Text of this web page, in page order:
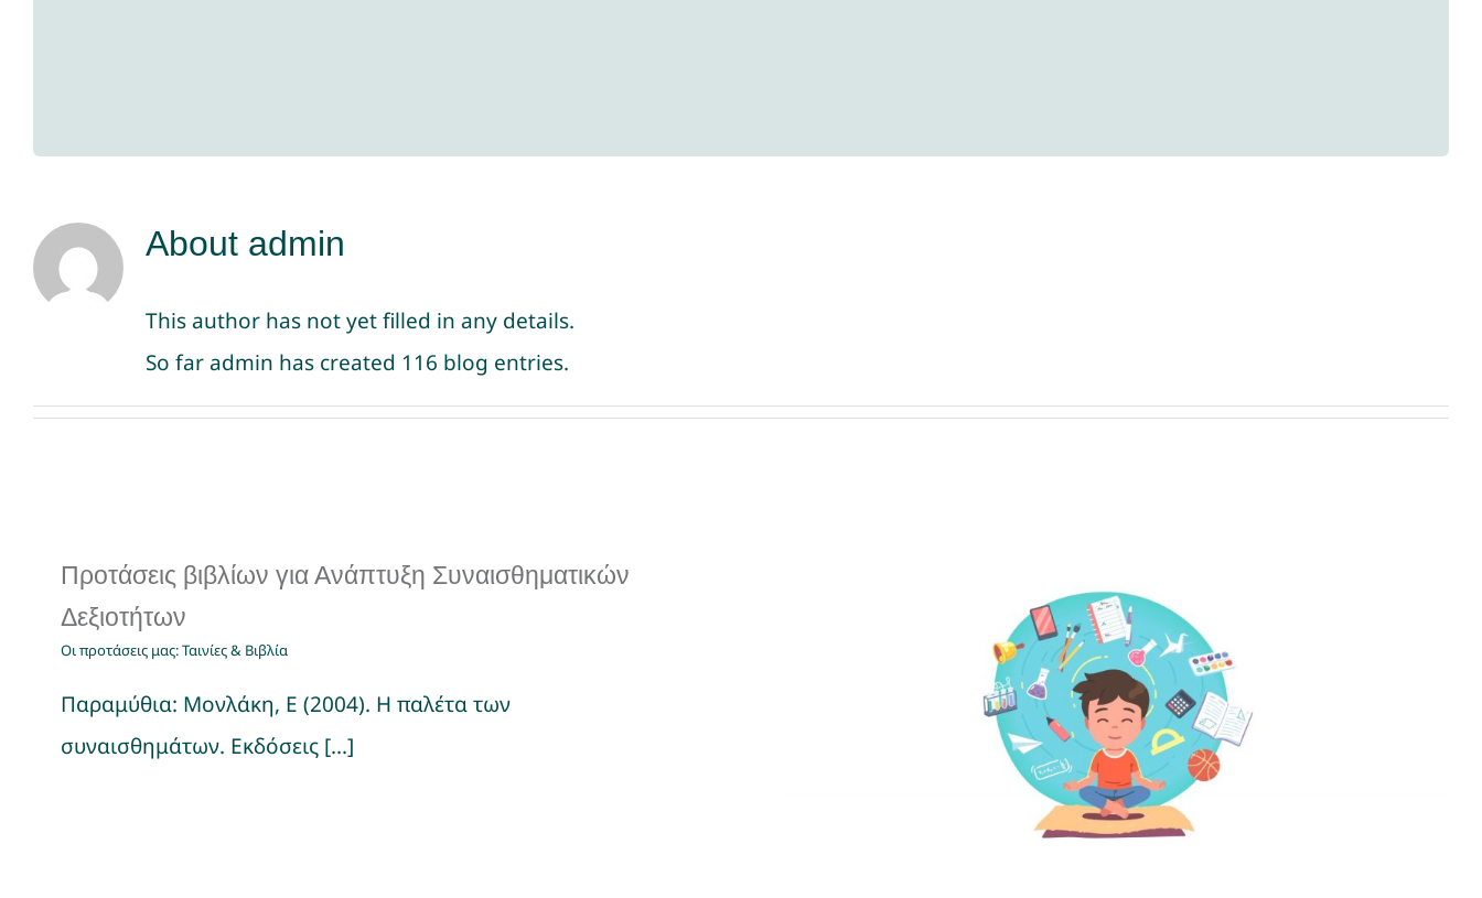
About admin
This author has not yet filled in any details.
So far admin has created 116 blog entries.
Προτάσεις βιβλίων για Ανάπτυξη Συναισθηματικών
Δεξιοτήτων
Οι προτάσεις μας: Ταινίες & Βιβλία
Παραμύθια: Μονλάκη, Ε (2004). Η παλέτα των
συναισθημάτων. Εκδόσεις [...]
Μαθαίνοντας να χαλαρώνω: το ασφαλές
μου μέρος
Δραστηριότητες για Παιδιά Δραστηριότητες για Γονείς